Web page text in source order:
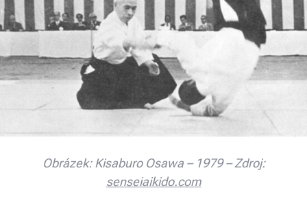
Obrázek: Kisaburo Osawa – 1979 – Zdroj:
senseiaikido.com